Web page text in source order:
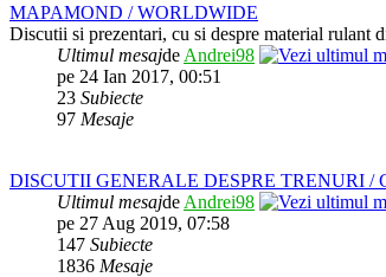
MAPAMOND / WORLDWIDE
Discutii si prezentari, cu si despre material rulant
Ultimul mesajde Andrei98
pe 24 Ian 2017, 00:51
23 Subiecte
97 Mesaje
DISCUTII GENERALE DESPRE TRENURI
Ultimul mesajde Andrei98
pe 27 Aug 2019, 07:58
147 Subiecte
1836 Mesaje